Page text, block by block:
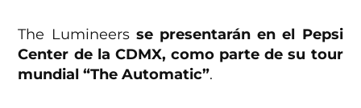
The Lumineers se presentarán en el Pepsi
Center de la CDMX, como parte de su tour
mundial “The Automatic”.